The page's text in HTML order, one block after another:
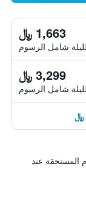
1,663 ﷼
شامل الرسوم
3,299 ﷼
شامل الرسوم
المستحقة عند